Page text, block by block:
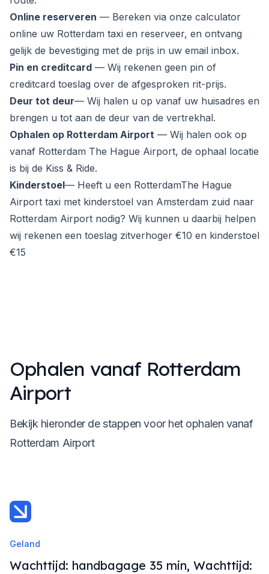
Online reserveren — Bereken via onze calculator
online uw Rotterdam taxi en reserveer, en ontvang
gelijk de bevestiging met de prijs in uw email inbox.
Pin en creditcard — Wij rekenen geen pin of
creditcard toeslag over de afgesproken rit-prijs.
Deur tot deur— Wij halen u op vanaf uw huisadres en
brengen u tot aan de deur van de vertrekhal.
Ophalen op Rotterdam Airport — Wij halen ook op
vanaf Rotterdam The Hague Airport, de ophaal locatie
is bij de Kiss & Ride.
Kinderstoel— Heeft u een RotterdamThe Hague
Airport taxi met kinderstoel van Amsterdam zuid naar
Rotterdam Airport nodig? Wij kunnen u daarbij helpen
wij rekenen een toeslag zitverhoger €10 en kinderstoel
€15
Ophalen vanaf Rotterdam
Airport
Bekijk hieronder de stappen voor het ophalen vanaf
Rotterdam Airport
Geland
Wachttijd: handbagage 35 min, Wachttijd: